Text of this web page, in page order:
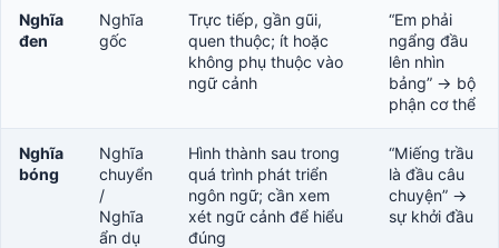
Nghĩa
đen
Nghĩa
gốc
Trực tiếp, gần gũi,
quen thuộc; ít hoặc
không phụ thuộc vào
ngữ cảnh
“Em phải
ngẩng đầu
lên nhìn
bảng” → bộ
phận cơ thể
Nghĩa
bóng
Nghĩa
chuyển
/
Nghĩa
ẩn dụ
Hình thành sau trong
quá trình phát triển
ngôn ngữ; cần xem
xét ngữ cảnh để hiểu
đúng
“Miếng trầu
là đầu câu
chuyện” →
sự khởi đầu